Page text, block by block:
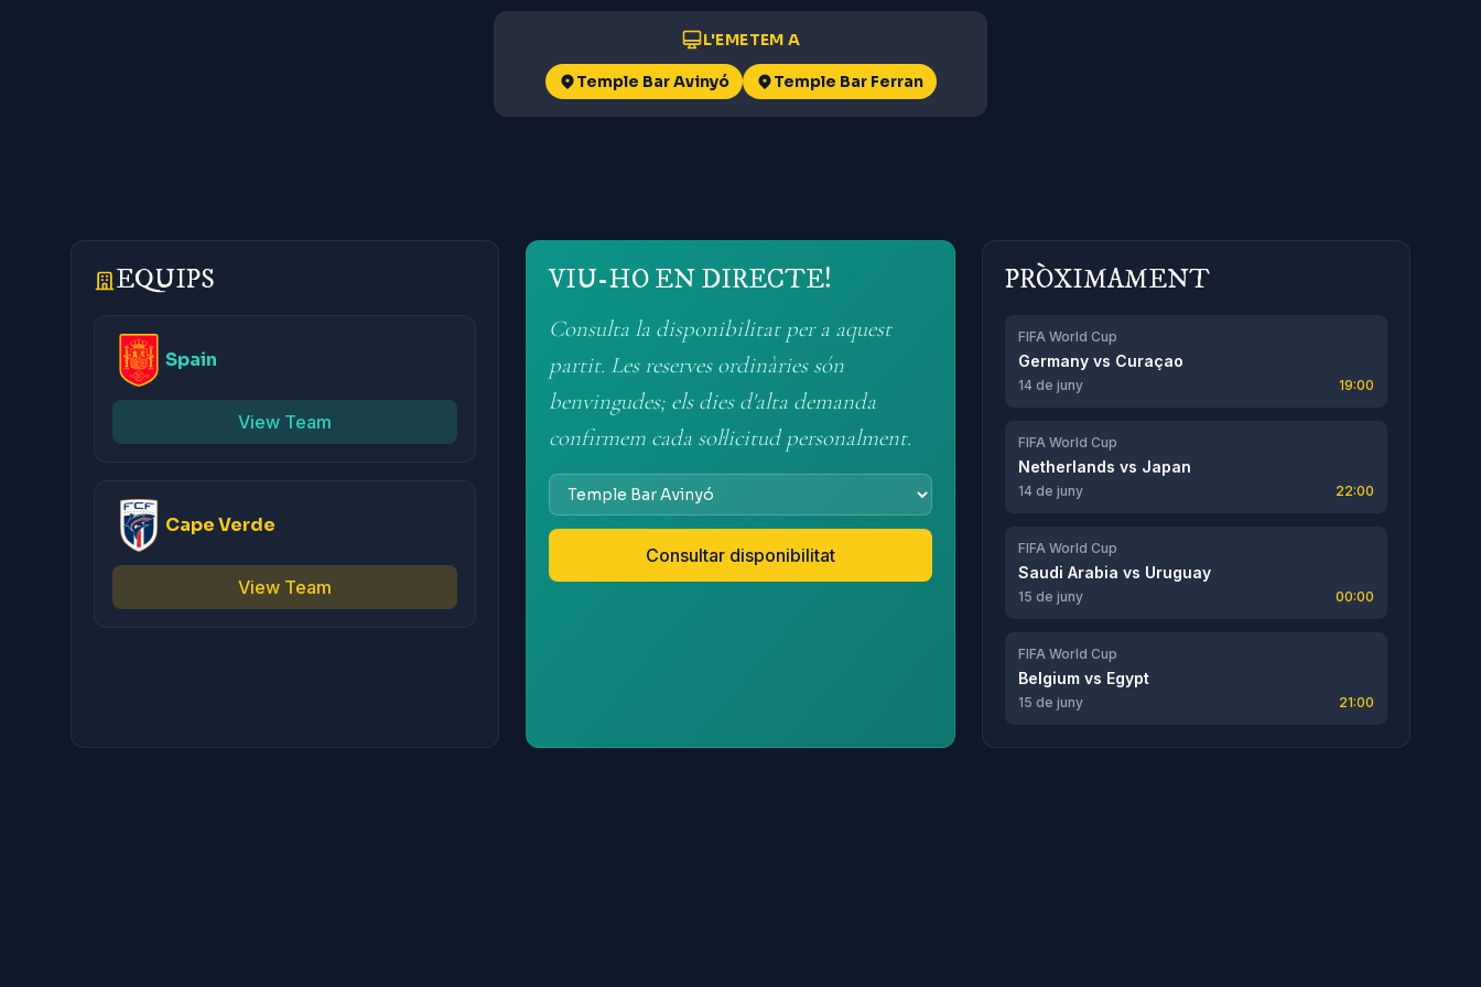
L'EMETEM A
Temple Bar Avinyó Temple Bar Ferran
EQUIPS
Spain
View Team
Cape Verde
View Team
VIU-HO EN DIRECTE!
Consulta la disponibilitat per a aquest
partit. Les reserves ordinàries són
benvingudes; els dies d'alta demanda
confirmem cada sol·licitud personalment.
Consultar disponibilitat
PRÒXIMAMENT
FIFA World Cup
Germanyvs Curaçao
14 de juny 19:00
FIFA World Cup
Netherlands vs Japan
14 de juny 22:00
FIFA World Cup
Saudi Arabia vs Uruguay
15 de juny 00:00
FIFA World Cup
Belgiumvs Egypt
15 de juny 21:00